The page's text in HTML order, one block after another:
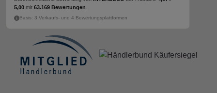
5,00 mit 63.169 Bewertungen
Basis: 3 Verkaufs- und 4 Bewertungsplattformen